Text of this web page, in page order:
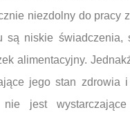
niezdolny do pracy
są niskie
alimentacyjny.
jego stan zdrowia
jest